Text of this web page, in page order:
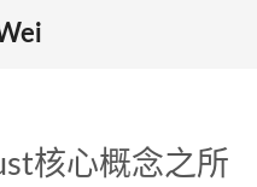
核心概念之所